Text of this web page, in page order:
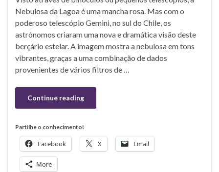
Nebulosa da Lagoa é uma mancha rosa. Mas com o
poderoso telescópio Gemini, no sul do Chile, os
astrónomos criaram uma nova e dramática visão deste
berçário estelar. A imagem mostra a nebulosa em tons
vibrantes, graças a uma combinação de dados
provenientes de vários filtros de …
Continue reading
Partilhe o conhecimento!
Facebook X Email
More